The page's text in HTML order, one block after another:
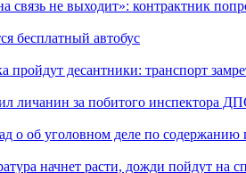
связь не выходит»: контрактник
бесплатный автобус
пройдут десантники: транспорт
личанин за побитого инспектора
о об уголовном деле по
начнет расти, дожди пойдут на